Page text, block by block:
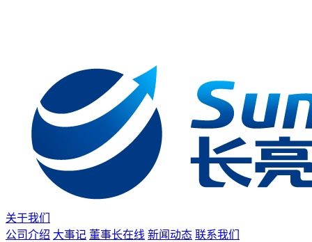
关于我们
公司介绍 大事记 董事长在线 新闻动态 联系我们